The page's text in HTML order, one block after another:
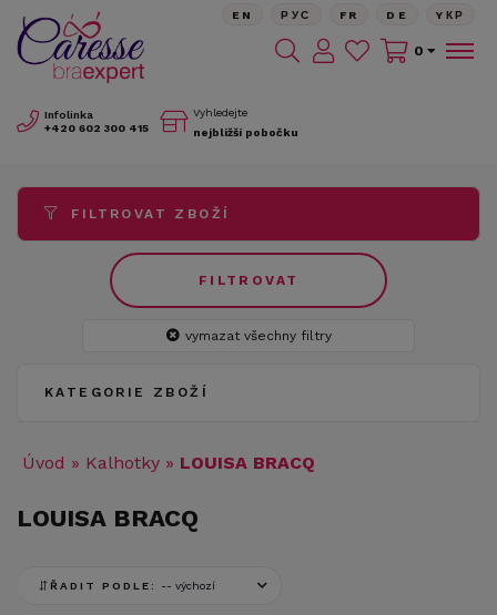
Infolinka
+420 602 300 415
Vyhledejte
nejbližší pobočku
EN РУС FR DE YКР
0
Úvod » Kalhotky » LOUISA BRACQ
LOUISA BRACQ
ŘADIT PODLE:
FILTROVAT ZBOŽÍ
FILTROVAT
vymazat všechny filtry
KATEGORIE ZBOŽÍ